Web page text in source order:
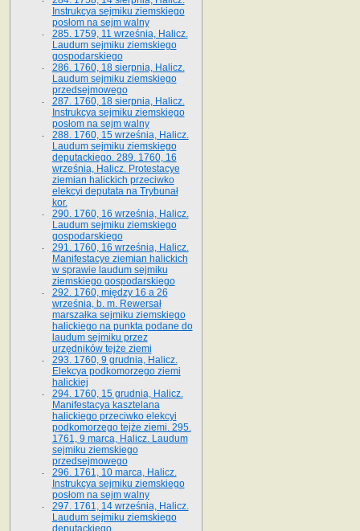
Instrukcya sejmiku ziemskiego
posłom na sejm walny
285. 1759, 11 września, Halicz.
Laudum sejmiku ziemskiego
gospodarskiego
286. 1760, 18 sierpnia, Halicz.
Laudum sejmiku ziemskiego
przedsejmowego
287. 1760, 18 sierpnia, Halicz.
Instrukcya sejmiku ziemskiego
posłom na sejm walny
288. 1760, 15 września, Halicz.
Laudum sejmiku ziemskiego
deputackiego. 289. 1760, 16
września, Halicz. Protestacye
ziemian halickich przeciwko
elekcyi deputata na Trybunał
kor.
290. 1760, 16 września, Halicz.
Laudum sejmiku ziemskiego
gospodarskiego
291. 1760, 16 września, Halicz.
Manifestacye ziemian halickich
w sprawie laudum sejmiku
ziemskiego gospodarskiego
292. 1760, między 16 a 26
września, b. m. Rewersał
marszałka sejmiku ziemskiego
halickiego na punkta podane do
laudum sejmiku przez
urzędników tejże ziemi
293. 1760, 9 grudnia, Halicz.
Elekcya podkomorzego ziemi
halickiej
294. 1760, 15 grudnia, Halicz.
Manifestacya kasztelana
halickiego przeciwko elekcyi
podkomorzego tejże ziemi. 295.
1761, 9 marca, Halicz. Laudum
sejmiku ziemskiego
przedsejmowego
296. 1761, 10 marca, Halicz.
Instrukcya sejmiku ziemskiego
posłom na sejm walny
297. 1761, 14 września, Halicz.
Laudum sejmiku ziemskiego
deputackiego